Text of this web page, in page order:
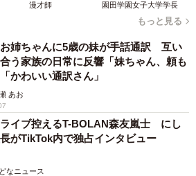
漫才師 園田学園女子大学学長
もっと見る
姉ちゃんに5歳の妹が手話通訳 互い
う家族の日常に反響「妹ちゃん、頼も
かわいい通訳さん」
あお
イブ控えるT-BOLAN森友嵐士 にし
がTikTok内で独占インタビュー
なニュース